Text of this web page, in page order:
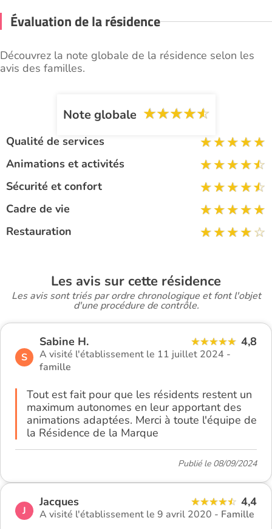
Évaluation de la résidence
Découvrez la note globale de la résidence selon les
avis des familles.
Note globale
Qualité de services
Animations et activités
Sécurité et confort
Cadre de vie
Restauration
Les avis sur cette résidence
Les avis sont triés par ordre chronologique et font l'objet
d'une procédure de contrôle.
S
Sabine H. 4,8
A visité l'établissement le 11 juillet 2024 -
famille
Tout est fait pour que les résidents restent un
maximum autonomes en leur apportant des
animations adaptées. Merci à toute l'équipe de
la Résidence de la Marque
Publié le 08/09/2024
J
Jacques 4,4
A visité l'établissement le 9 avril 2020 - Famille